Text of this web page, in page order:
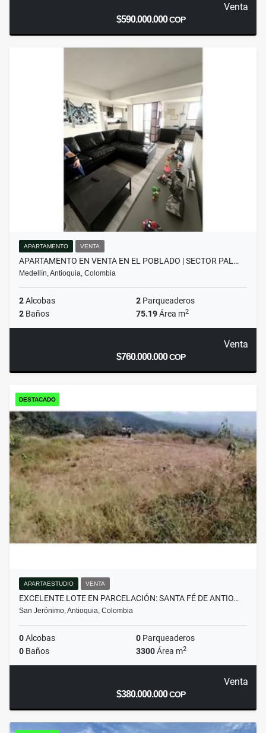
Venta
$590.000.000COP
APARTAMENTO VENTA
APARTAMENTO EN VENTA EN EL POBLADO | SECTOR PAL…
Medellín, Antioquia, Colombia
2Alcobas 2 Parqueaderos
2 Baños 75.19Área m2
Venta
$760.000.000COP
DESTACADO
APARTAESTUDIO VENTA
EXCELENTE LOTE EN PARCELACIÓN: SANTA FÉ DE ANTIO…
San Jerónimo, Antioquia, Colombia
0Alcobas 0 Parqueaderos
0 Baños 3300Área m2
Venta
$380.000.000COP